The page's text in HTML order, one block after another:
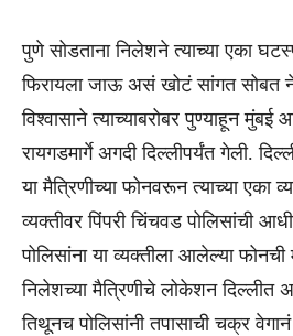
पुणे सोडताना निलेशने त्याच्या एका
फिरायला जाऊ असं खोटं सांगत सोबत
विश्वासाने त्याच्याबरोबर पुण्याहून
रायगडमार्गे अगदी दिल्लीपर्यंत गेली.
या मैत्रिणीच्या फोनवरून त्याच्या एका
व्यक्तीवर पिंपरी चिंचवड पोलिसांची
पोलिसांना या व्यक्तीला आलेल्या फोनची
निलेशच्या मैत्रिणीचे लोकेशन
तिथूनच पोलिसांनी तपासाची चक्र